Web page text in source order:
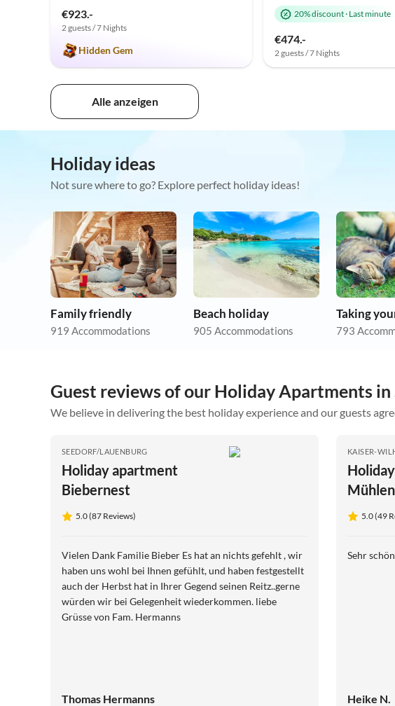
€923.-
2 guests / 7 Nights
Hidden Gem
20% discount· Last minute
€474.-
2 guests / 7 Nights
Alle anzeigen
Holiday ideas
Not sure where to go? Explore perfect holiday ideas!
Family friendly
919 Accommodations
Beach holiday
905 Accommodations 793
Guest reviews of our Holiday Apartments
We believe in delivering the best holiday experience and our guests
SEEDORF/LAUENBURG
Holiday apartment
Biebernest
5.0 (87 Reviews)
Vielen Dank Familie Bieber Es hat an nichts gefehlt , wir
haben uns wohl bei Ihnen gefühlt, und haben festgestellt
auch der Herbst hat in Ihrer Gegend seinen Reitz..gerne
würden wir bei Gelegenheit wiederkommen. liebe
Grüsse von Fam. Hermanns
Thomas Hermanns
KAISER-
5.0 (49
Sehr
Heike N.